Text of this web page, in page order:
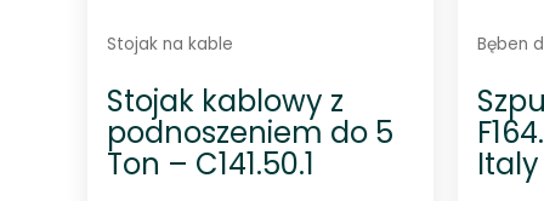
Stojak na kable
Stojak kablowy z
podnoszeniem do 5
Ton – C141.50.1
Bęben
Italy